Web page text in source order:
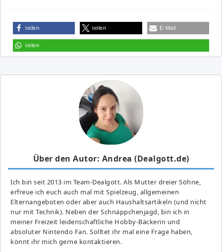
teilen teilen E-Mail
teilen
Über den Autor: Andrea (Dealgott.de)
Ich bin seit 2013 im Team-Dealgott. Als Mutter dreier Söhne,
erfreue ich euch auch mal mit Spielzeug, allgemeinen
Elternangeboten oder aber auch Haushaltsartikeln (und nicht
nur mit Technik). Neben der Schnäppchenjagd, bin ich in
meiner Freizeit leidenschaftliche Hobby-Bäckerin und
absoluter Nintendo Fan. Solltet ihr mal eine Frage haben,
könnt ihr mich gerne kontaktieren.